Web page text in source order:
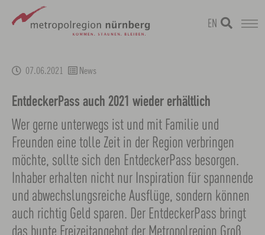
Hauptinhalt
EN
07.06.2021 News
EntdeckerPass auch 2021 wieder erhältlich
Wer gerne unterwegs ist und mit Familie und
Freunden eine tolle Zeit in der Region verbringen
möchte, sollte sich den EntdeckerPass besorgen.
Inhaber erhalten nicht nur Inspiration für spannende
und abwechslungsreiche Ausflüge, sondern können
auch richtig Geld sparen. Der EntdeckerPass bringt